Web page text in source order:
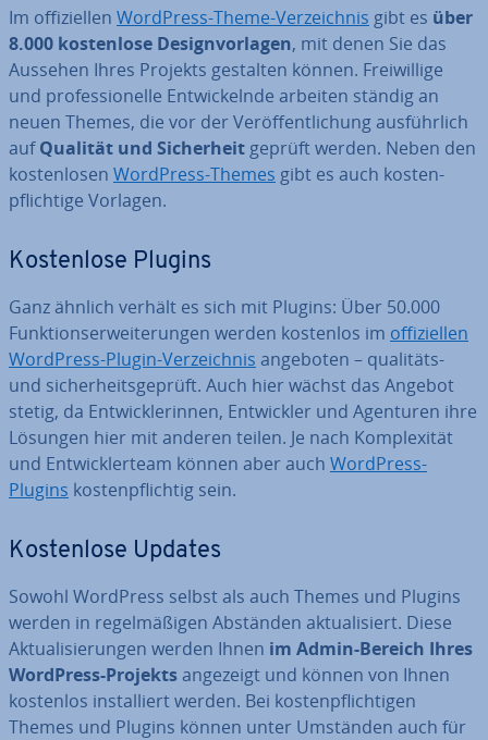
Im of­fi­zi­el­len WordPress-Theme-Ver­zeich­nis gibt es über
8.000 kos­ten­lo­se De­sign­vor­la­gen, mit denen Sie das
Aussehen Ihres Projekts gestalten können. Frei­wil­li­ge
und pro­fes­sio­nel­le Ent­wi­ckeln­de arbeiten ständig an
neuen Themes, die vor der Ver­öf­fent­li­chung aus­führ­lich
aufQualität und Si­cher­heit geprüft werden. Neben den
kos­ten­lo­sen WordPress-Themes gibt es auch kos­ten­
pflich­ti­ge Vorlagen.
Kos­ten­lo­se Plugins
Ganz ähnlich verhält es sich mit Plugins: Über 50.000
Funk­ti­ons­er­wei­te­run­gen werden kostenlos im of­fi­zi­el­len
WordPress-Plugin-Ver­zeich­nis angeboten – qualitäts-
und si­cher­heits­ge­prüft. Auch hier wächst das Angebot
stetig, da Ent­wick­le­rin­nen, Ent­wick­ler und Agenturen ihre
Lösungen hier mit anderen teilen. Je nach Kom­ple­xi­tät
und Ent­wick­ler­team können aber auch WordPress-
Plugins kos­ten­pflich­tig sein.
Kos­ten­lo­se Updates
Sowohl WordPress selbst als auch Themes und Plugins
werden in re­gel­mä­ßi­gen Abständen ak­tua­li­siert. Diese
Ak­tua­li­sie­run­gen werden Ihnen im Admin-Bereich Ihres
WordPress-Projektsangezeigt und können von Ihnen
kostenlos in­stal­liert werden. Bei kos­ten­pflich­ti­gen
Themes und Plugins können unter Umständen auch für